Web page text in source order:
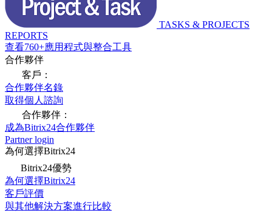
TASKS & PROJECTS
REPORTS
查看760+應用程式與整合工具
合作夥伴
客戶：
合作夥伴名錄
取得個人諮詢
合作夥伴：
成為Bitrix24合作夥伴
Partner login
為何選擇Bitrix24
Bitrix24優勢
為何選擇Bitrix24
客戶評價
與其他解決方案進行比較